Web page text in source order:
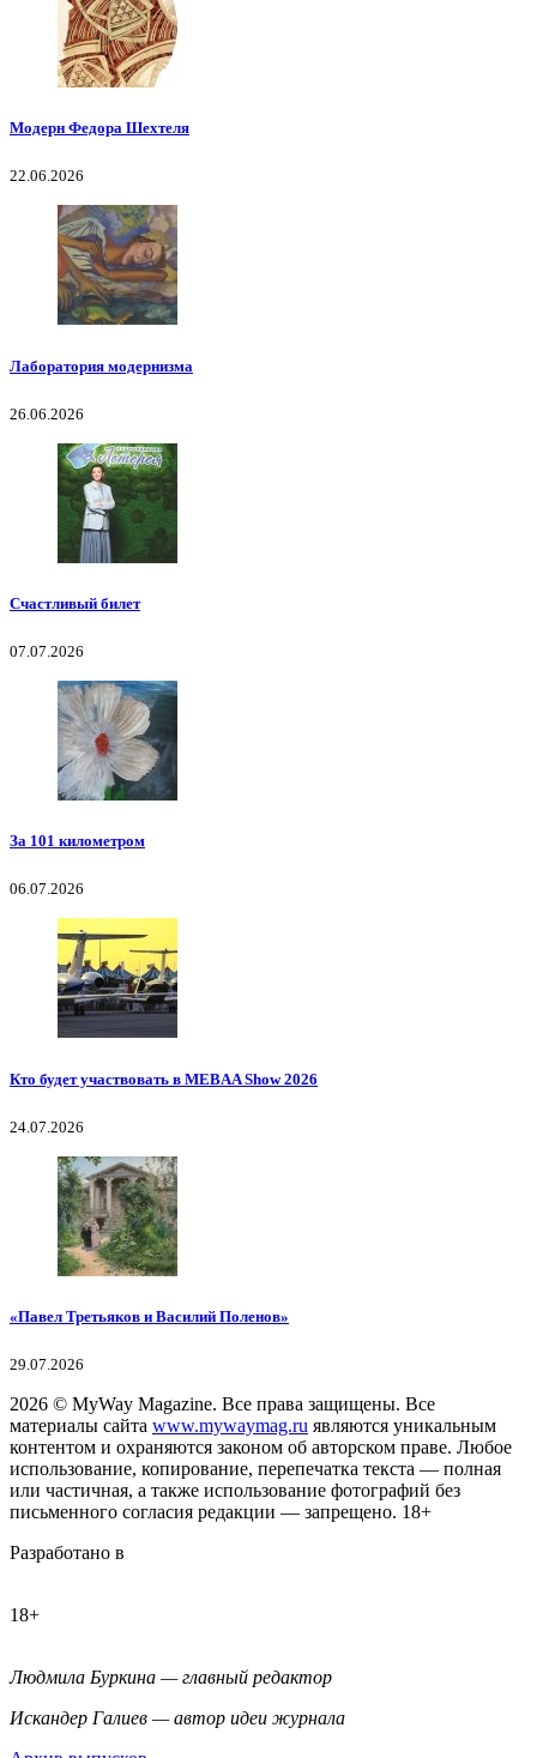
Модерн Федора Шехтеля
22.06.2026
Лаборатория модернизма
26.06.2026
Счастливый билет
07.07.2026
За 101 километром
06.07.2026
Кто будет участвовать в MEBAA Show 2026
24.07.2026
«Павел Третьяков и Василий Поленов»
29.07.2026
2026 © MyWay Magazine. Все права защищены. Все
материалы сайта www.mywaymag.ru являются уникальным
контентом и охраняются законом об авторском праве. Любое
использование, копирование, перепечатка текста — полная
или частичная, а также использование фотографий без
письменного согласия редакции — запрещено. 18+
Разработано в
18+
Людмила Буркина — главный редактор
Искандер Галиев — автор идеи журнала